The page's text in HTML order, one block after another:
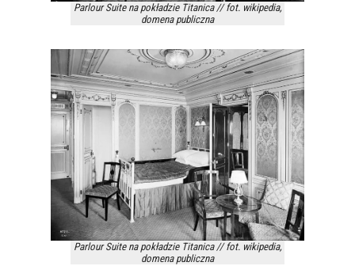
Parlour Suite na pokładzie Titanica // fot. wikipedia,
domena publiczna
Parlour Suite na pokładzie Titanica // fot. wikipedia,
domena publiczna